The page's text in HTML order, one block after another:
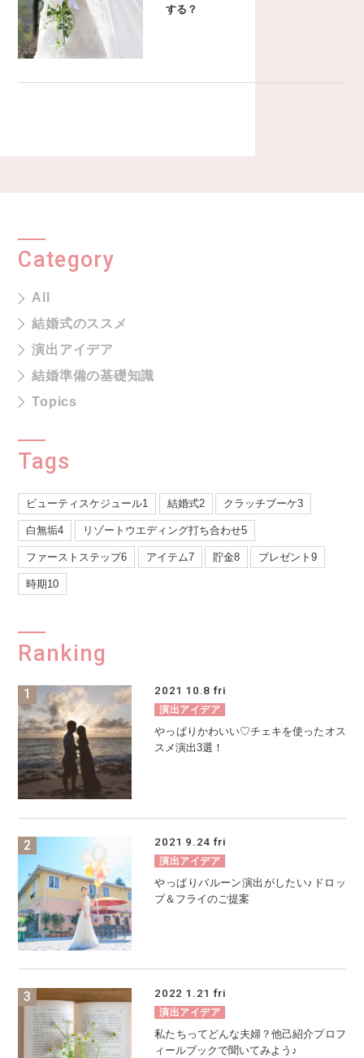
する？
Category
All
結婚式のススメ
演出アイデア
結婚準備の基礎知識
Topics
Tags
ビューティスケジュール1 結婚式2 クラッチブーケ3
白無垢4 リゾートウエディング打ち合わせ5
ファーストステップ6 アイテム7 貯金8 プレゼント9
時期10
Ranking
2021 10.8 fri
演出アイデア
やっぱりかわいい♡チェキを使ったオス
スメ演出3選！
2021 9.24 fri
演出アイデア
やっぱりバルーン演出がしたい♪ドロッ
プ＆フライのご提案
2022 1.21 fri
演出アイデア
私たちってどんな夫婦？他己紹介プロフ
ィールブックで聞いてみよう♪